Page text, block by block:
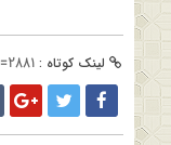
لینک کوتاه :